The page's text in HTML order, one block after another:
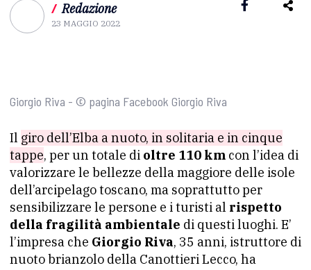
/ Redazione
23 MAGGIO 2022
Giorgio Riva - © pagina Facebook Giorgio Riva
Il giro dell’Elba a nuoto, in solitaria e in cinque
tappe, per un totale di oltre 110 km con l’idea di
valorizzare le bellezze della maggiore delle isole
dell’arcipelago toscano, ma soprattutto per
sensibilizzare le persone e i turisti al rispetto
della fragilità ambientale di questi luoghi. E’
l’impresa che Giorgio Riva, 35 anni, istruttore di
nuoto brianzolo della Canottieri Lecco, ha